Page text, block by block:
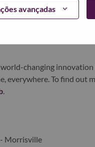
avançadas
Lenovo’s continued
and smarter
under Lenovo Group
changing innovation
everywhere. To find out
.
Morrisville